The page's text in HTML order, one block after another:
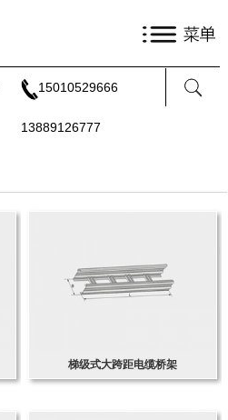
15010529666
13889126777
梯级式大跨距电缆桥架